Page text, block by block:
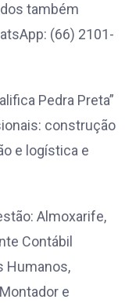
também
(66) 2101-
Pedra Preta”
construção
e logística e
Almoxarife,
Contábil
Humanos,
e